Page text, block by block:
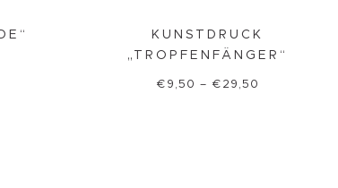
KUNSTDRUCK
„TROPFENFÄNGER“
€ 9,50 – € 29,50